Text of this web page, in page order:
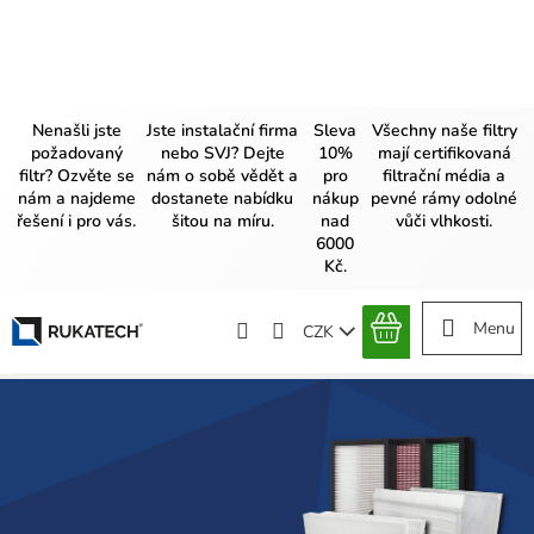
Nenašli jste
požadovaný
filtr? Ozvěte se
nám a najdeme
řešení i pro vás.
Jste instalační firma
nebo SVJ? Dejte
nám o sobě vědět a
dostanete nabídku
šitou na míru.
Sleva
10%
pro
nákup
nad
6000
Kč.
Všechny naše filtry
mají certifikovaná
filtrační média a
pevné rámy odolné
vůči vlhkosti.
CZK
NÁKUPNÍ
KOŠÍK